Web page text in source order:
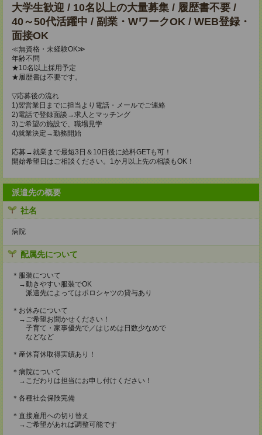
大学生歓迎 / 10名以上の大量募集 / 履歴書不要 /
40～50代活躍中 / 副業・WワークOK / WEB登録・
面接OK
≪無資格・未経験OK≫
年齢不問
★10名以上採用予定
★履歴書は不要です。
▽応募後の流れ
1)翌営業日までに担当より電話・メールでご連絡
2)電話で登録面談→求人とマッチング
3)ご希望の施設で、職場見学
4)就業決定→勤務開始
応募→就業まで最短3日＆10日後に給料GETも可！
開始希望日はご相談ください。1か月以上先の相談もOK！
派遣先の概要
社名
病院
配属先について
＊服装について
→動きやすい服装でOK
派遣先によってはポロシャツの貸与あり
＊お休みについて
→ご希望お聞かせください！
子育て・家事優先で／はじめは日数少なめで
などなど
＊産休育休取得実績あり！
＊病院について
→こだわりは担当にお申し付けください！
＊各種社会保険完備
＊直接雇用への切り替え
→ご希望があれば調整可能です